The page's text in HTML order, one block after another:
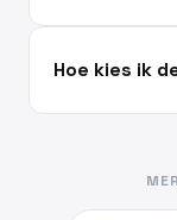
Hoe kies ik